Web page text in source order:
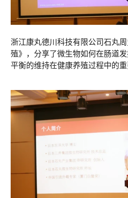
浙江康丸德川科技有限公司石丸
殖》，分享了微生物如何在肠道
平衡的维持在健康养殖过程中的重